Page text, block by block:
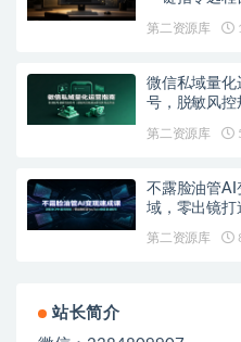
第二资源库
微信私域量化
号，脱敏风控
第二资源库
不露脸油管AI
域，零出镜打
第二资源库
站长简介